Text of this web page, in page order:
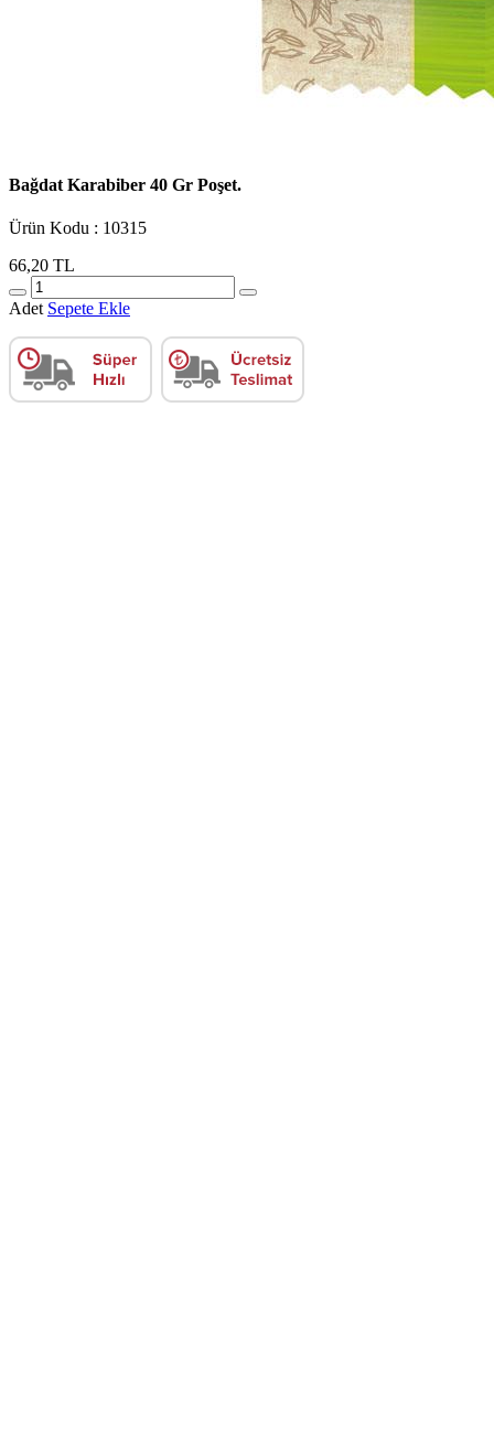
Bağdat Karabiber 40 Gr Poşet.
Ürün Kodu : 10315
66,20 TL
Adet Sepete Ekle